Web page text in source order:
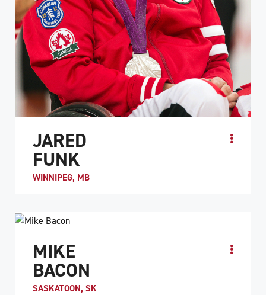
JARED
FUNK
WINNIPEG, MB
PROFIL DE L'ATHLÈTE
MIKE
BACON
SASKATOON, SK